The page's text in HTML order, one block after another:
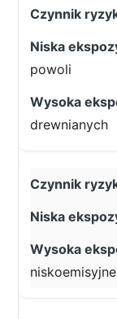
powoli
drewnianych
niskoemisyjne